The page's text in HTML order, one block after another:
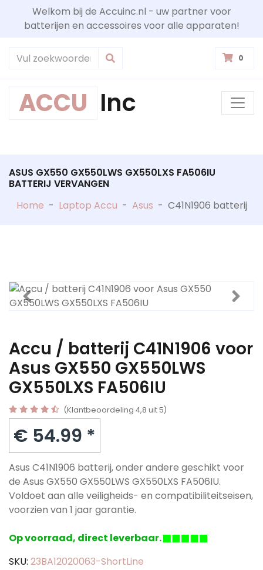
Welkom bij de Accuinc.nl - uw partner voor
batterijen en accessoires voor alle apparaten!
0
ACCU Inc
ASUS GX550 GX550LWS GX550LXS FA506IU
BATTERIJ VERVANGEN
Home - Laptop Accu - Asus - C41N1906 batterij
Accu / batterij C41N1906 voor
Asus GX550 GX550LWS
GX550LXS FA506IU
(Klantbeoordeling 4,8 uit 5)
€ 54.99 *
Asus C41N1906 batterij, onder andere geschikt voor
de Asus GX550 GX550LWS GX550LXS FA506IU.
Voldoet aan alle veiligheids- en compatibiliteitseisen,
voorzien van 1 jaar garantie.
Op voorraad, direct leverbaar.
SKU: 23BA12020063-ShortLine